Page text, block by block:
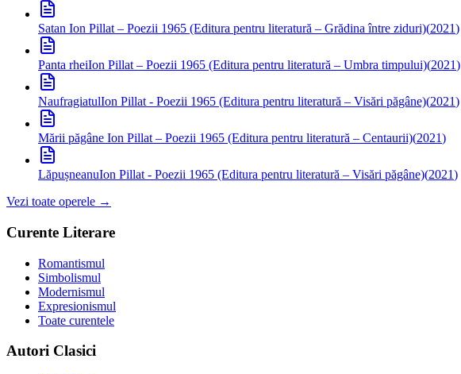
Satan Ion Pillat – Poezii 1965 (Editura pentru literatură – Grădina între ziduri)(2021)
Panta rheiIon Pillat – Poezii 1965 (Editura pentru literatură – Umbra timpului)(2021)
NaufragiatulIon Pillat - Poezii 1965 (Editura pentru literatură – Visări păgâne)(2021)
Mării păgâne Ion Pillat – Poezii 1965 (Editura pentru literatură – Centaurii)(2021)
LăpușneanuIon Pillat - Poezii 1965 (Editura pentru literatură – Visări păgâne)(2021)
Vezi toate operele →
Curente Literare
Romantismul
Simbolismul
Modernismul
Expresionismul
Toate curentele
Autori Clasici